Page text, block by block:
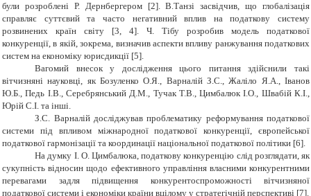
були розроблені Р. Дернбергером [2]. В.Танзі засвідчив, що глобалізація
справляє суттєвий та часто негативний вплив на податкову систему
розвинених країн світу [3, 4]. Ч. Тібу розробив модель податкової
конкуренції, в якій, зокрема, визначив аспекти впливу ранжування податкових
систем на економіку юрисдикції [5].
Вагомий внесок у дослідження цього питання здійснили такі
вітчизняні науковці, як Бозуленко О.Я., Варналій З.С., Жаліло Я.А., Іванов
Ю.Б., Педь І.В., Серебрянський Д.М., Тучак Т.В., Цимбалюк І.О., Швабій К.І.,
Юрій С.І. та інші.
З.С. Варналій досліджував проблематику реформування податкової
системи під впливом міжнародної податкової конкуренції, європейської
податкової гармонізації та координації національної податкової політики [6].
На думку І. О. Цимбалюка, податковуконкуренцію слід розглядати, як
сукупність відносин щодо ефективного управління власними конкурентними
перевагами задля підвищення конкурентоспроможності вітчизняної
податкової системи і економіки країни вцілому у стратегічній перспективі [7].